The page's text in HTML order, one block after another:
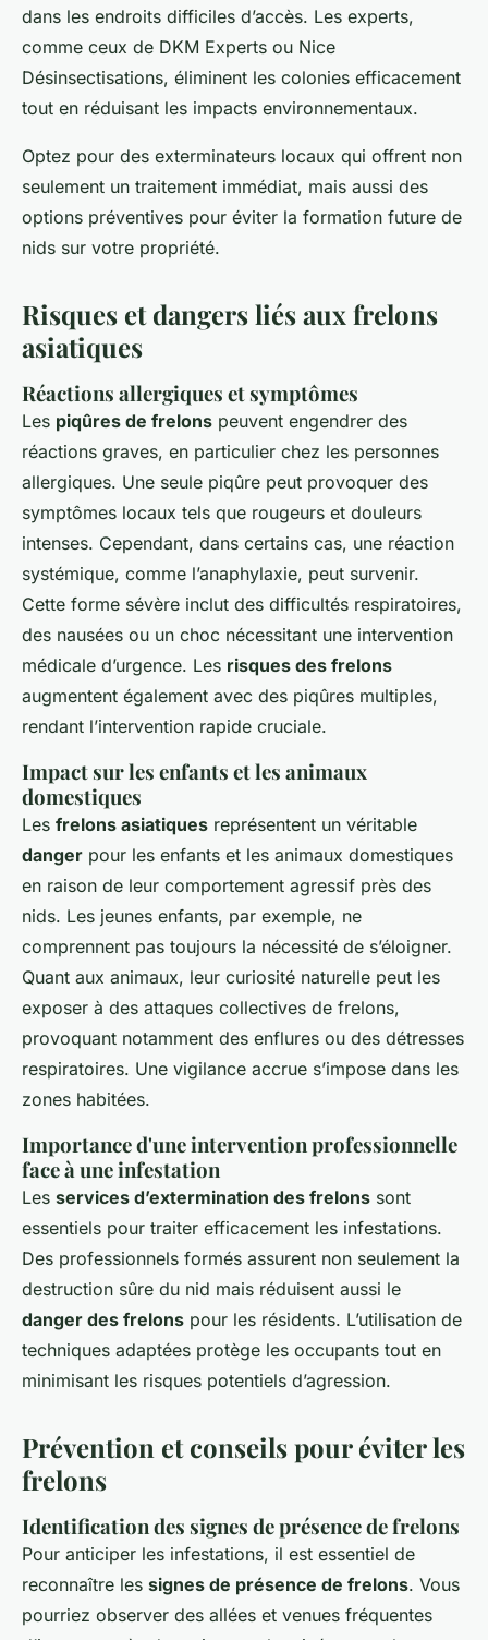
dans les endroits difficiles d’accès. Les experts,
comme ceux de DKM Experts ou Nice
Désinsectisations, éliminent les colonies efficacement
tout en réduisant les impacts environnementaux.
Optez pour des exterminateurs locaux qui offrent non
seulement un traitement immédiat, mais aussi des
options préventives pour éviter la formation future de
nids sur votre propriété.
Risques et dangers liés aux frelons
asiatiques
Réactions allergiques et symptômes
Les piqûres de frelons peuvent engendrer des
réactions graves, en particulier chez les personnes
allergiques. Une seule piqûre peut provoquer des
symptômes locaux tels que rougeurs et douleurs
intenses. Cependant, dans certains cas, une réaction
systémique, comme l’anaphylaxie, peut survenir.
Cette forme sévère inclut des difficultés respiratoires,
des nausées ou un choc nécessitant une intervention
médicale d’urgence. Les risques des frelons
augmentent également avec des piqûres multiples,
rendant l’intervention rapide cruciale.
Impact sur les enfants et les animaux
domestiques
Les frelons asiatiques représentent un véritable
danger pour les enfants et les animaux domestiques
en raison de leur comportement agressif près des
nids. Les jeunes enfants, par exemple, ne
comprennent pas toujours la nécessité de s’éloigner.
Quant aux animaux, leur curiosité naturelle peut les
exposer à des attaques collectives de frelons,
provoquant notamment des enflures ou des détresses
respiratoires. Une vigilance accrue s’impose dans les
zones habitées.
Importance d'une intervention professionnelle
face à une infestation
Les services d’extermination des frelons sont
essentiels pour traiter efficacement les infestations.
Des professionnels formés assurent non seulement la
destruction sûre du nid mais réduisent aussi le
danger des frelons pour les résidents. L’utilisation de
techniques adaptées protège les occupants tout en
minimisant les risques potentiels d’agression.
Prévention et conseils pour éviter les
frelons
Identification des signes de présence de frelons
Pour anticiper les infestations, il est essentiel de
reconnaître les signes de présence de frelons. Vous
pourriez observer des allées et venues fréquentes